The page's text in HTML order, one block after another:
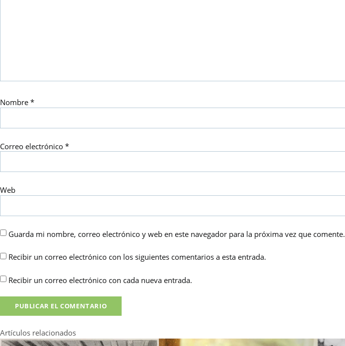
Nombre *
Correo electrónico *
Web
Guarda mi nombre, correo electrónico y web en este navegador para la próxima vez que comente.
Recibir un correo electrónico con los siguientes comentarios a esta entrada.
Recibir un correo electrónico con cada nueva entrada.
Artículos relacionados